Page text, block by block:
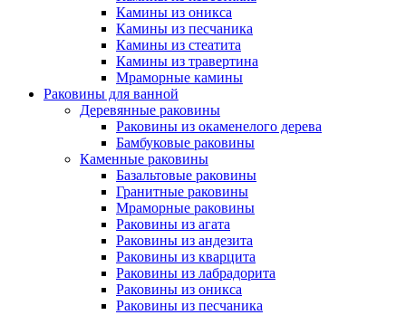
Камины из оникса
Камины из песчаника
Камины из стеатита
Камины из травертина
Мраморные камины
Раковины для ванной
Деревянные раковины
Раковины из окаменелого дерева
Бамбуковые раковины
Каменные раковины
Базальтовые раковины
Гранитные раковины
Мраморные раковины
Раковины из агата
Раковины из андезита
Раковины из кварцита
Раковины из лабрадорита
Раковины из оникса
Раковины из песчаника